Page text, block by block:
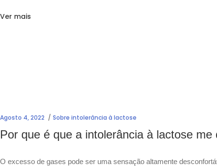
Ver mais
Agosto 4, 2022 Sobre intolerância à lactose
Por que é que a intolerância à lactose me
O excesso de gases pode ser uma sensação altamente